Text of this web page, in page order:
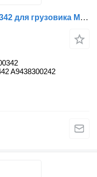
Панорамная крыша A9438300342 для грузовика Mercedes-Benz
A9438300242